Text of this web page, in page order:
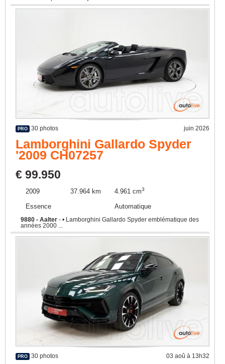
PRO 30 photos juin 2026
Lamborghini Gallardo Spyder
'2009 CH07257
€ 99.950
2009 37.964 km 4.961 cm3
Essence Automatique
9880 - Aalter - • Lamborghini Gallardo Spyder emblématique des
années 2000 ...
PRO 30 photos 03 aoû à 13h32